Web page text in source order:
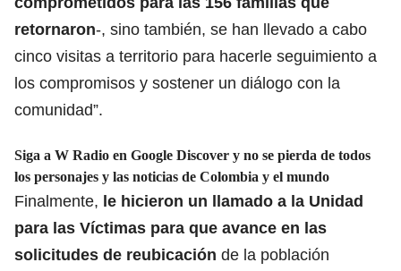
retornaron-, sino también, se han llevado a cabo
cinco visitas a territorio para hacerle seguimiento a
los compromisos y sostener un diálogo con la
comunidad”.
Siga a W Radio en Google Discover y no se pierda de todos
los personajes y las noticias de Colombia y el mundo
Finalmente, le hicieron un llamado a la Unidad
para las Víctimas para que avance en las
solicitudes de reubicación de la población